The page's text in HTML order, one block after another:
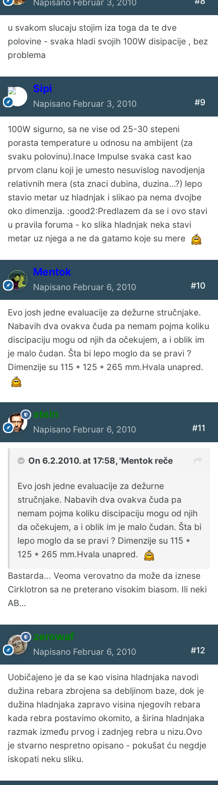
Napisano Februar 3, 2010
u svakom slucaju stojim iza toga da te dve
polovine - svaka hladi svojih 100W disipacije , bez
problema
Sipi
Napisano Februar 3, 2010 #9
100W sigurno, sa ne vise od 25-30 stepeni
porasta temperature u odnosu na ambijent (za
svaku polovinu).Inace Impulse svaka cast kao
prvom clanu koji je umesto nesuvislog navodjenja
relativnih mera (sta znaci dubina, duzina...?) lepo
stavio metar uz hladnjak i slikao pa nema dvojbe
oko dimenzija. :good2:Predlazem da se i ovo stavi
u pravila foruma - ko slika hladnjak neka stavi
metar uz njega a ne da gatamo koje su mere
Mentok
Napisano Februar 6, 2010 #10
Evo josh jedne evaluacije za dežurne stručnjake.
Nabavih dva ovakva čuda pa nemam pojma koliku
discipaciju mogu od njih da očekujem, a i oblik im
je malo čudan. Šta bi lepo moglo da se pravi ?
Dimenzije su 115 * 125 * 265 mm.Hvala unapred.
stein
Napisano Februar 6, 2010 #11
On 6.2.2010. at 17:58, 'Mentok reče
Evo josh jedne evaluacije za dežurne
stručnjake. Nabavih dva ovakva čuda pa
nemam pojma koliku discipaciju mogu od njih
da očekujem, a i oblik im je malo čudan. Šta bi
lepo moglo da se pravi ? Dimenzije su 115 *
125 * 265 mm.Hvala unapred.
Bastarda... Veoma verovatno da može da iznese
Cirklotron sa ne preterano visokim biasom. Ili neki
AB...
zerowaf
Napisano Februar 6, 2010 #12
Uobičajeno je da se kao visina hladnjaka navodi
dužina rebara zbrojena sa debljinom baze, dok je
dužina hladnjaka zapravo visina njegovih rebara
kada rebra postavimo okomito, a širina hladnjaka
razmak između prvog i zadnjeg rebra u nizu.Ovo
je stvarno nespretno opisano - pokušat ću negdje
iskopati neku sliku.